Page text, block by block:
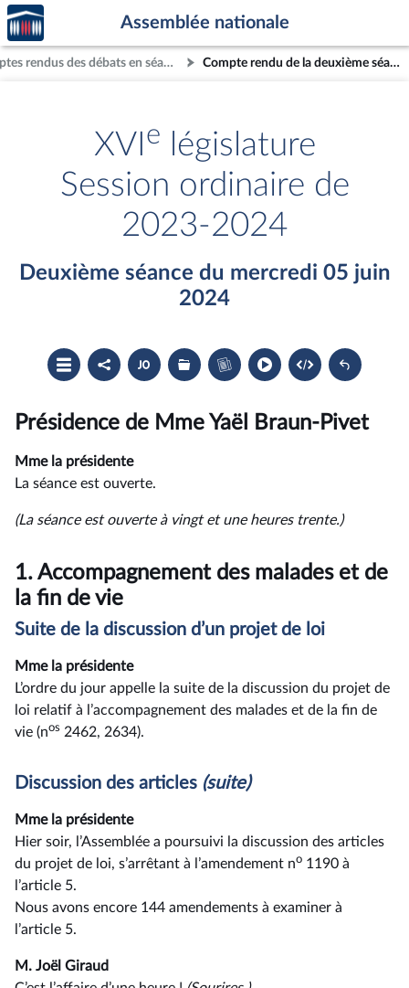
Aller au contenu
Aller en bas de la page
Accèder
à la
page
d'accueil
Assemblée nationale
Comptes rendus des débats en séance Compte rendu de la deuxième séance du mercredi 05 juin 2024
XVI e
législature
Session ordinaire de
2023-2024
Deuxième séance du mercredi 05 juin
2024
Ouvrir
le
sommaire
Partager
le
compte
Accéder
au
document
du
compte
Les
dossiers
législatifs
Accéder
au
cahier
Présidence de Mme Yaël Braun-Pivet
Mme la présidente
La séance est ouverte.
(La séance est ouverte à vingt et une heures trente.)
1. Accompagnement des malades et de
la fin de vie
Suite de la discussion d’un projet de loi
Mme la présidente
L’ordre du jour appelle la suite de la discussion du projet de
loi relatif à l’accompagnement des malades et de la fin de
vie (nos 2462, 2634).
Discussion des articles (suite)
Mme la présidente
Hier soir, l’Assemblée a poursuivi la discussion des articles
du projet de loi, s’arrêtant à l’amendement no 1190 à
l’article 5.
Nous avons encore 144 amendements à examiner à
l’article 5.
M. Joël Giraud